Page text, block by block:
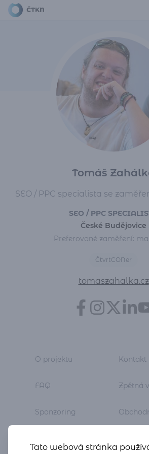
Tomáš
SEO / PPC specialista se
SEO / PPC
České Budějovice
Preferované zaměření:
ČtvrtCONer
tomaszahalka.cz
O projektu
FAQ
Sponzoring
Kontakt
Zpětná
Tato webová stránka